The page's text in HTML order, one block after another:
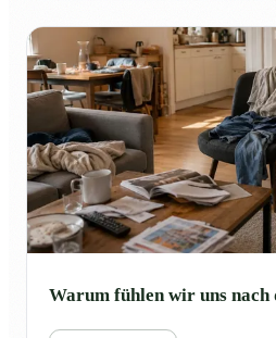
Warum fühlen wir uns nach